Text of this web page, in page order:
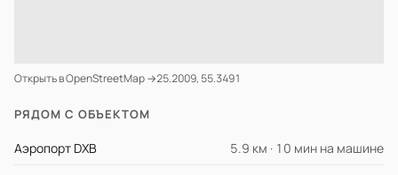
Открыть в OpenStreetMap →25.2009, 55.3491
РЯДОМ С ОБЪЕКТОМ
Аэропорт DXB 5.9 км · 10 мин на машине